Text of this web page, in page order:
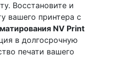
Восстановите и
вашего принтера с
NV Print
в долгосрочную
печати вашего